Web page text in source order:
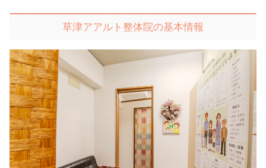
草津アアルト整体院の基本情報